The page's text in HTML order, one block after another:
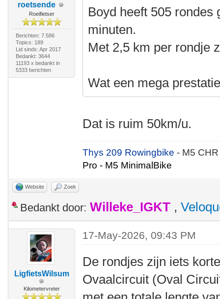
roetsende
Roeifietser
Berichten: 7.586
Topics: 189
Lid sinds: Apr 2017
Bedankt: 3644
11193 x bedankt in
5333 berichten
Boyd heeft 505 rondes
minuten.
Met 2,5 km per rondje
Wat een mega
Dat is ruim 50km/u.
Thys 209 Rowingbike- M5
Pro - M5 MinimalBike
Website Zoek
Bedankt door: Willeke_IGKT ,
LigfietsWilsum
Kilometervreter
17-May-2026, 09:43 PM
De rondjes zijn iets
Ovaalcircuit (Oval